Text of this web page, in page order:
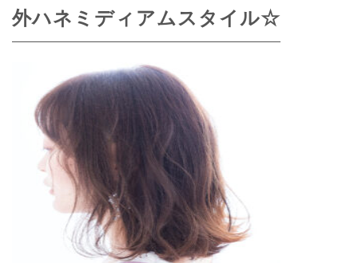
外ハネミディアムスタイル☆